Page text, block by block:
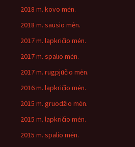
2018 m. kovo mėn.
2018 m. sausio mėn.
2017 m. lapkričio mėn.
2017 m. spalio mėn.
2017 m. rugpjūčio mėn.
2016 m. lapkričio mėn.
2015 m. gruodžio mėn.
2015 m. lapkričio mėn.
2015 m. spalio mėn.